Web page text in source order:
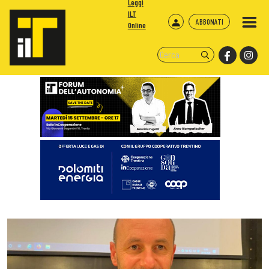
ABBONATI
Leggi
ILT
Online